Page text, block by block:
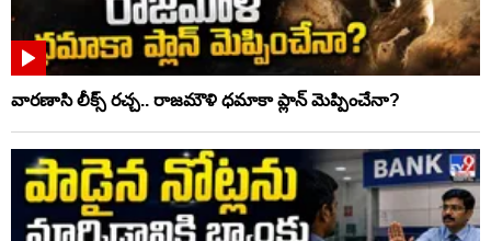
వారణాసి లీక్స్ రచ్చ.. రాజమౌళి ధమాకా ప్లాన్ మెప్పించేనా?